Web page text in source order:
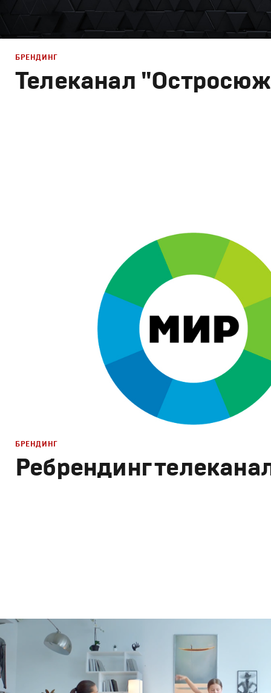
Телеканал
БРЕНДИНГ
Ребрендинг
Брендинг ,Дизайн
Брендинг телеканалов Графический дизайн
БРЕНДИНГ